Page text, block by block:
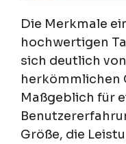
Die Merkmale
hochwertigen
sich deutlich
herkömmlichen
Maßgeblich für
Größe, die